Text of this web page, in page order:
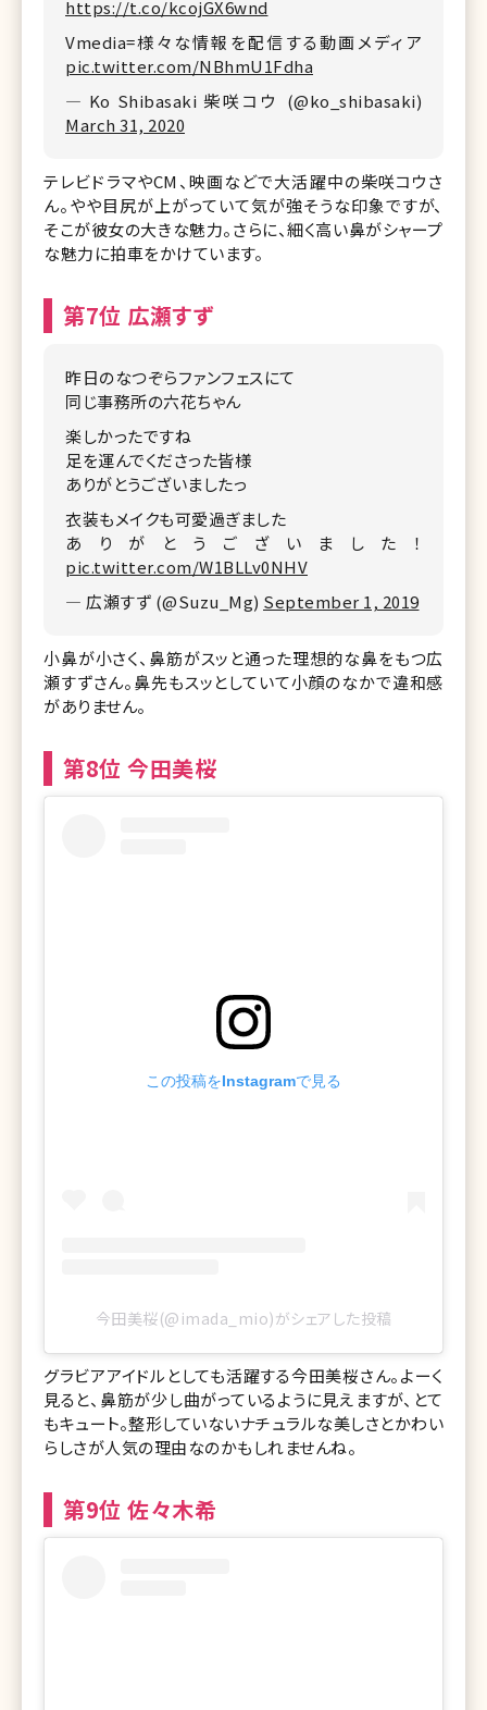
https://t.co/kcojGX6wnd
Vmedia=様々な情報を配信する動画メディア
pic.twitter.com/NBhmU1Fdha
— Ko Shibasaki 柴咲コウ (@ko_shibasaki)
March 31, 2020
テレビドラマやCM、映画などで大活躍中の柴咲コウさ
ん。やや目尻が上がっていて気が強そうな印象ですが、
そこが彼女の大きな魅力。さらに、細く高い鼻がシャープ
な魅力に拍車をかけています。
第7位 広瀬すず
昨日のなつぞらファンフェスにて
同じ事務所の六花ちゃん
楽しかったですね
足を運んでくださった皆様
ありがとうございましたっ
衣装もメイクも可愛過ぎました
ありがとうございました！
pic.twitter.com/W1BLLv0NHV
— 広瀬すず (@Suzu_Mg) September 1, 2019
小鼻が小さく、鼻筋がスッと通った理想的な鼻をもつ広
瀬すずさん。鼻先もスッとしていて小顔のなかで違和感
がありません。
第8位 今田美桜
この投稿をInstagramで見る
今田美桜(@imada_mio)がシェアした投稿
グラビアアイドルとしても活躍する今田美桜さん。よーく
見ると、鼻筋が少し曲がっているように見えますが、とて
もキュート。整形していないナチュラルな美しさとかわい
らしさが人気の理由なのかもしれませんね。
第9位 佐々木希